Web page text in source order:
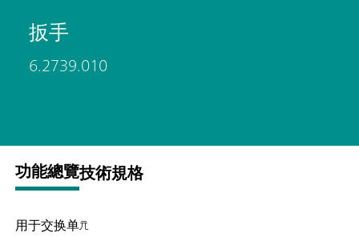
扳手
6.2739.010
功能總覽技術規格
用于交换单元